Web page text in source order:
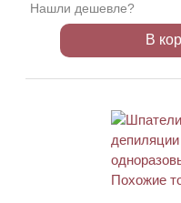
Нашли дешевле?
В